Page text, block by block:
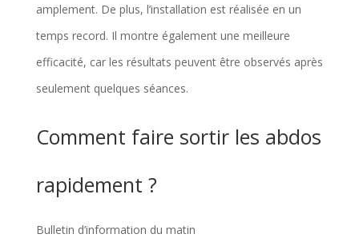
amplement. De plus, l’installation est réalisée en un
temps record. Il montre également une meilleure
efficacité, car les résultats peuvent être observés après
seulement quelques séances.
Comment faire sortir les abdos
rapidement ?
Bulletin d’information du matin